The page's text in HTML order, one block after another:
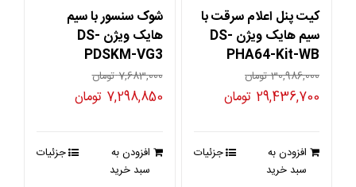
کیت پنل اعلام سرقت با
سیم هایک ویژن DS-
PHA64-Kit-WB
30,986,000تومان
قیمت
بود.
29,436,700 تومانقیمت
است.
افزودن به
سبد خرید
جزئیات
شوک سنسور با سیم
هایک ویژن DS-
PDSKM-VG3
7,683,000تومان
قیمت
بود.
7,298,850 تومانقیمت
است.
افزودن به
سبد خرید
جزئیات